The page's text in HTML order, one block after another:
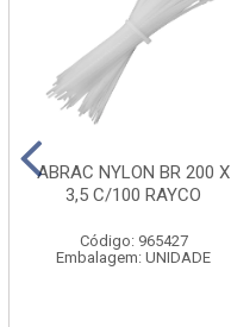
ABRAC NYLON BR 200 X
3,5 C/100 RAYCO
Código: 965427
Embalagem: UNIDADE